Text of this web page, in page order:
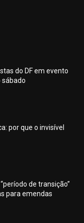
do DF em evento
por que o invisível
de transição”
para emendas